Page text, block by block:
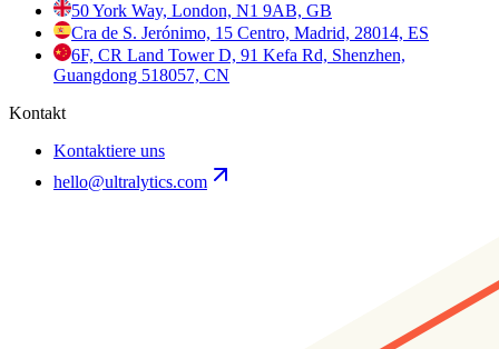
50 York Way, London, N1 9AB, GB
Cra de S. Jerónimo, 15 Centro, Madrid, 28014, ES
6F, CR Land Tower D, 91 Kefa Rd, Shenzhen,
Guangdong 518057, CN
Kontakt
Kontaktiere uns
hello@ultralytics.com